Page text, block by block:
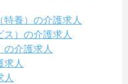
養）の介護求人
）の介護求人
介護求人
求人
人